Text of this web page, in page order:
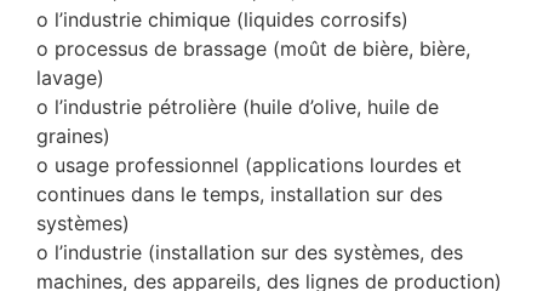
o l’industrie chimique (liquides corrosifs)
o processus de brassage (moût de bière, bière,
lavage)
o l’industrie pétrolière (huile d’olive, huile de
graines)
o usage professionnel (applications lourdes et
continues dans le temps, installation sur des
systèmes)
o l’industrie (installation sur des systèmes, des
machines, des appareils, des lignes de production)